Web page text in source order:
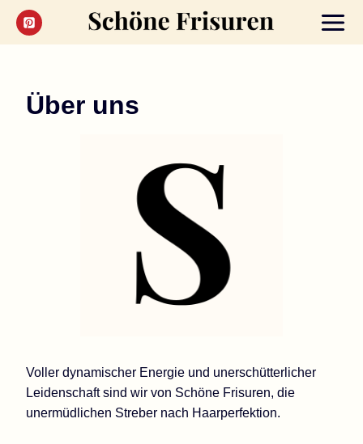
Zum
Inhalt
Über uns
Voller dynamischer Energie und unerschütterlicher
Leidenschaft sind wir von Schöne Frisuren, die
unermüdlichen Streber nach Haarperfektion.